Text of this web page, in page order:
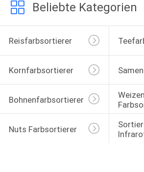
Beliebte Kategorien
Reisfarbsortierer
Kornfarbsortierer
Bohnenfarbsortierer
Nuts Farbsortierer